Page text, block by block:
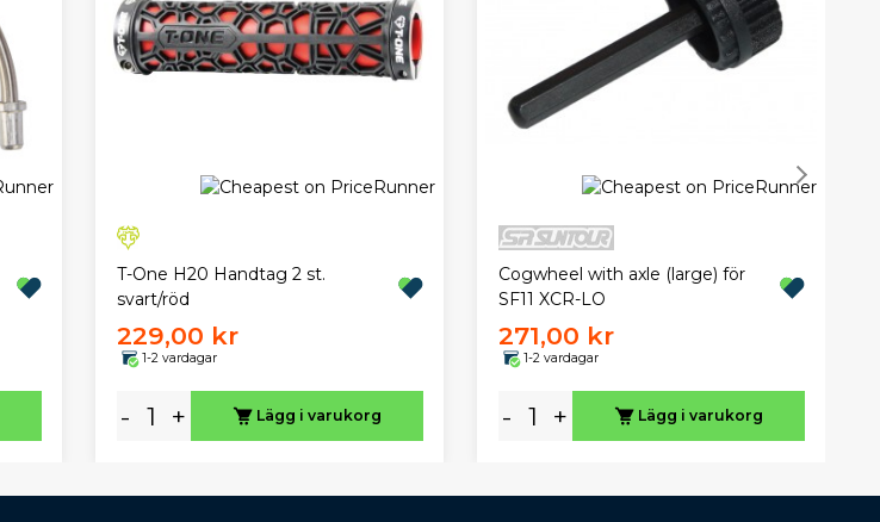
T-One H20 Handtag 2 st.
svart/röd
229,00 kr
1-2 vardagar
- + Lägg i varukorg
Cogwheel with axle (large) för
SF11 XCR-LO
271,00 kr
1-2 vardagar
- + Lägg i varukorg